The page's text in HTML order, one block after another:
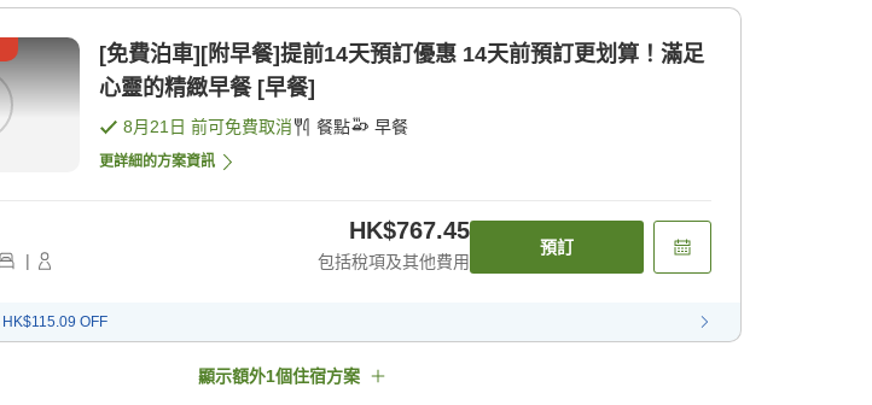
[免費泊車][附早餐]提前14天預訂優惠 14天前預訂更划算！滿足
心靈的精緻早餐 [早餐]
8月21日 前可免費取消 餐點 早餐
更詳細的方案資訊
|
HK$767.45
包括稅項及其他費用
預訂
HK$115.09 OFF
顯示額外1個住宿方案